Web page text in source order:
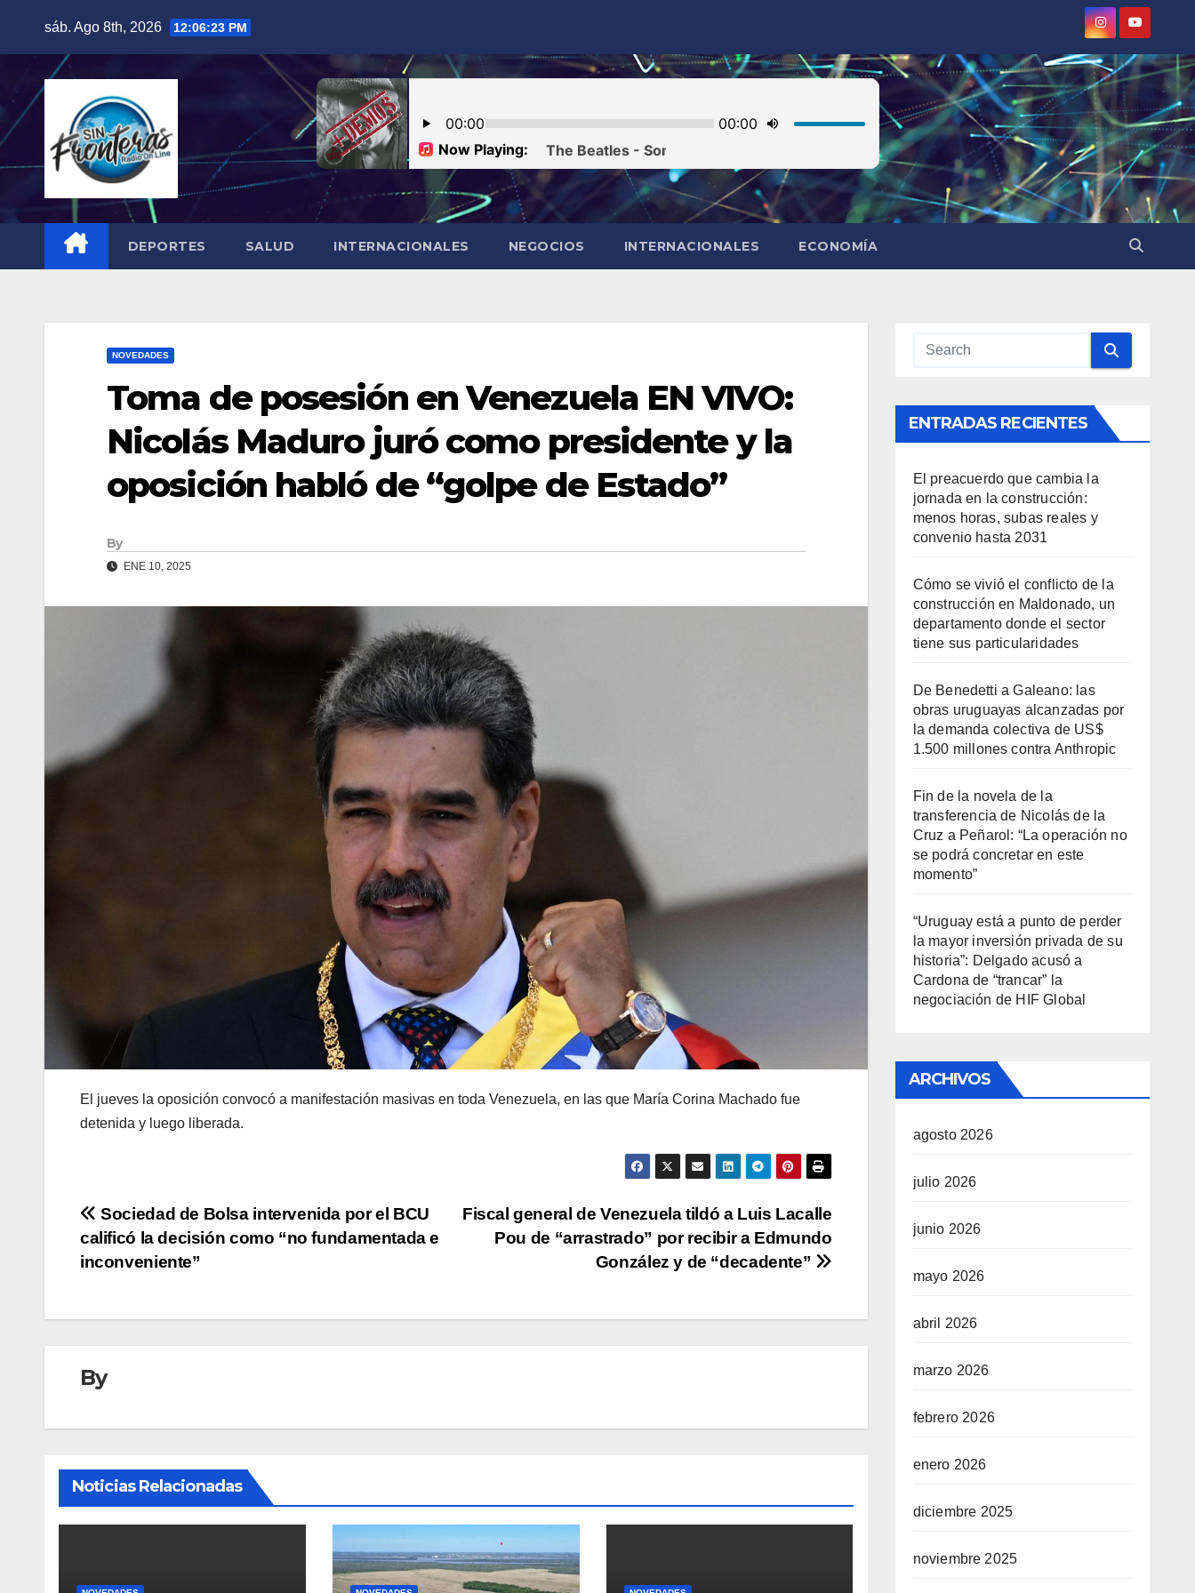
sáb. Ago 8th, 2026 12:06:25 PM
DEPORTES SALUD INTERNACIONALES NEGOCIOS INTERNACIONALES ECONOMÍA
NOVEDADES
Toma de posesión en Venezuela EN VIVO:
Nicolás Maduro juró como presidente y la
oposición habló de “golpe de Estado”
By
ENE 10, 2025
El jueves la oposición convocó a manifestación masivas en toda Venezuela, en las que María Corina Machado fue
detenida y luego liberada.
Navegación
de
Fiscal general de Venezuela tildó a Luis Lacalle
Pou de “arrastrado” por recibir a Edmundo
González y de “decadente”
Sociedad de Bolsa intervenida por el BCU
calificó la decisión como “no fundamentada e
inconveniente”
By
Noticias Relacionadas
ENTRADAS RECIENTES
El preacuerdo que cambia la
jornada en la construcción:
menos horas, subas reales y
convenio hasta 2031
Cómo se vivió el conflicto de la
construcción en Maldonado, un
departamento donde el sector
tiene sus particularidades
De Benedetti a Galeano: las
obras uruguayas alcanzadas por
la demanda colectiva de US$
1.500 millones contra Anthropic
Fin de la novela de la
transferencia de Nicolás de la
Cruz a Peñarol: “La operación no
se podrá concretar en este
momento”
“Uruguay está a punto de perder
la mayor inversión privada de su
historia”: Delgado acusó a
Cardona de “trancar” la
negociación de HIF Global
ARCHIVOS
agosto 2026
julio 2026
junio 2026
mayo 2026
abril 2026
marzo 2026
febrero 2026
enero 2026
diciembre 2025
noviembre 2025